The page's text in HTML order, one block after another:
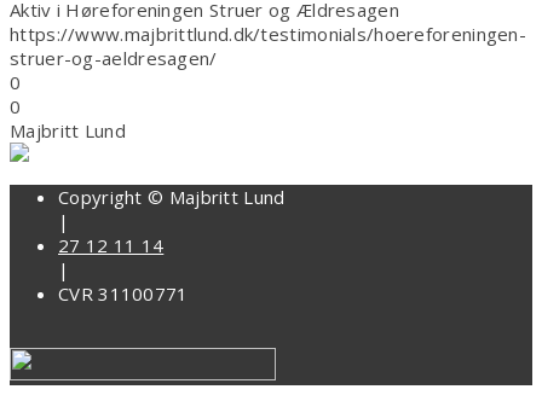
Aktiv i Høreforeningen Struer og Ældresagen
https://www.majbrittlund.dk/testimonials/hoereforeningen-
struer-og-aeldresagen/
0
0
Majbritt Lund
Copyright © Majbritt Lund
|
27 12 11 14
|
CVR 31100771